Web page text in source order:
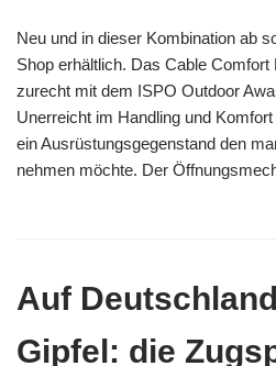
Neu und in dieser Kombination ab
Shop erhältlich. Das Cable
zurecht mit dem ISPO Outdoor
Unerreicht im Handling und
ein Ausrüstungsgegenstand den
nehmen möchte. Der
Auf
Gipfel: die